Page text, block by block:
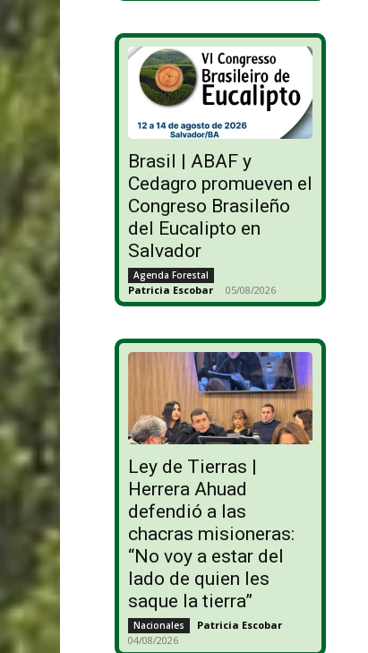
Brasil | ABAF y
Cedagro promueven el
Congreso Brasileño
del Eucalipto en
Salvador
Agenda Forestal
Patricia Escobar - 05/08/2026
Ley de Tierras |
Herrera Ahuad
defendió a las
chacras misioneras:
“No voy a estar del
lado de quien les
saque la tierra”
Nacionales Patricia Escobar -
04/08/2026